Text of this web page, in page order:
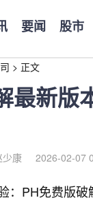
要闻 股市
> 正文
最新版
少康 2026-02-07
：PH免费版